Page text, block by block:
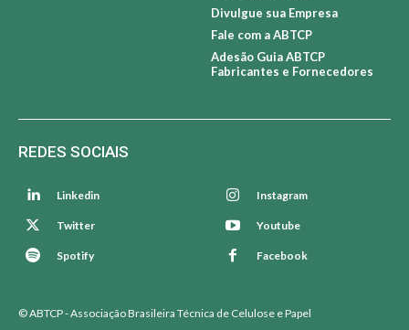
Divulgue sua Empresa
Fale com a ABTCP
Adesão Guia ABTCP
Fabricantes e Fornecedores
REDES SOCIAIS
Linkedin Instagram
Twitter Youtube
Spotify Facebook
© ABTCP - Associação Brasileira Técnica de Celulose e Papel